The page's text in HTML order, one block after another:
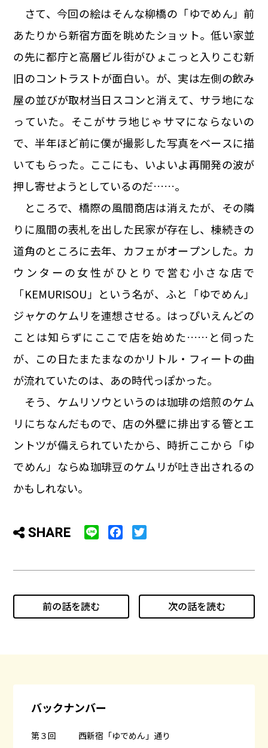
さて、今回の絵はそんな柳橋の「ゆでめん」前
あたりから新宿方面を眺めたショット。低い家並
の先に都庁と高層ビル街がひょこっと入りこむ新
旧のコントラストが面白い。が、実は左側の飲み
屋の並びが取材当日スコンと消えて、サラ地にな
っていた。そこがサラ地じゃサマにならないの
で、半年ほど前に僕が撮影した写真をベースに描
いてもらった。ここにも、いよいよ再開発の波が
押し寄せようとしているのだ……。
ところで、橋際の風間商店は消えたが、その隣
りに風間の表札を出した民家が存在し、棟続きの
道角のところに去年、カフェがオープンした。カ
ウンターの女性がひとりで営む小さな店で
「KEMURISOU」という名が、ふと「ゆでめん」
ジャケのケムリを連想させる。はっぴいえんどの
ことは知らずにここで店を始めた……と伺った
が、この日たまたまなのかリトル・フィートの曲
が流れていたのは、あの時代っぽかった。
そう、ケムリソウというのは珈琲の焙煎のケム
リにちなんだもので、店の外壁に排出する管とエ
ントツが備えられていたから、時折ここから「ゆ
でめん」ならぬ珈琲豆のケムリが吐き出されるの
かもしれない。
e
e
o
t
r
前の話を読む 次の話を読む
バックナンバー
第３回
西新宿「ゆでめん」通り